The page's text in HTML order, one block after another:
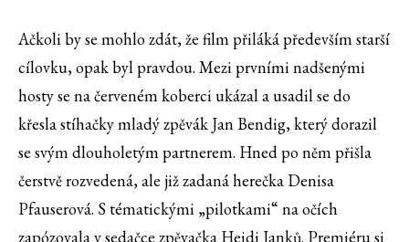
Ačkoli by se mohlo zdát, že film přiláká především starší
cílovku, opak byl pravdou. Mezi prvními nadšenými
hosty se na červeném koberci ukázal a usadil se do
křesla stíhačky mladý zpěvák Jan Bendig, který dorazil
se svým dlouholetým partnerem. Hned po něm přišla
čerstvě rozvedená, ale již zadaná herečka Denisa
Pfauserová. S tématickými „pilotkami“ na očích
zapózovala v sedačce zpěvačka Heidi Janků. Premiéru si